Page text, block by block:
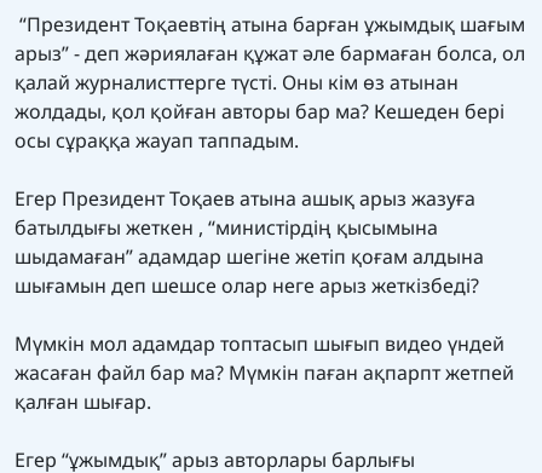
“Президент Тоқаевтің атына барған ұжымдық шағым
арыз” - деп жәриялаған құжат әле бармаған болса, ол
қалай журналисттерге түсті. Оны кім өз атынан
жолдады, қол қойған авторы бар ма? Кешеден бері
осы сұраққа жауап таппадым.
Егер Президент Тоқаев атына ашық арыз жазуға
батылдығы жеткен , “министірдің қысымына
шыдамаған” адамдар шегіне жетіп қоғам алдына
шығамын деп шешсе олар неге арыз жеткізбеді?
Мүмкін мол адамдар топтасып шығып видео үндей
жасаған файл бар ма? Мүмкін паған ақпарпт жетпей
қалған шығар.
Егер “ұжымдық” арыз авторлары барлығы